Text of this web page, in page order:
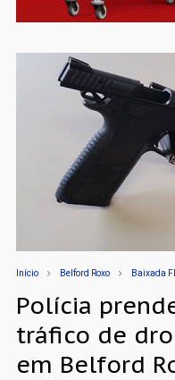
Início Belford Roxo Baixada
Polícia
tráfico de
em Belford